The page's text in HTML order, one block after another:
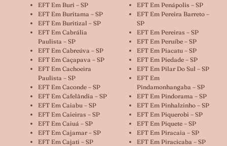
EFT Em Buri – SP
EFT Em Buritama – SP
EFT Em Buritizal – SP
EFT Em Cabrália
Paulista – SP
EFT Em Cabreúva – SP
EFT Em Caçapava – SP
EFT Em Cachoeira
Paulista – SP
EFT Em Caconde – SP
EFT Em Cafelândia – SP
EFT Em Caiabu – SP
EFT Em Caieiras – SP
EFT Em Caiuá – SP
EFT Em Cajamar – SP
EFT Em Cajati – SP
EFT Em Penápolis – SP
EFT Em Pereira Barreto –
SP
EFT Em Pereiras – SP
EFT Em Peruíbe – SP
EFT Em Piacatu – SP
EFT Em Piedade – SP
EFT Em Pilar Do Sul – SP
EFT Em
Pindamonhangaba – SP
EFT Em Pindorama – SP
EFT Em Pinhalzinho – SP
EFT Em Piquerobi – SP
EFT Em Piquete – SP
EFT Em Piracaia – SP
EFT Em Piracicaba – SP